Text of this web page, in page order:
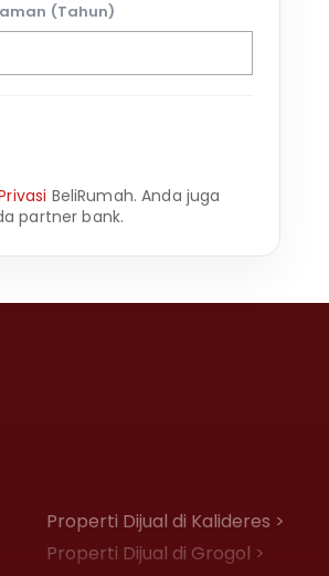
(Tahun)
BeliRumah. Anda juga
partner bank.
Properti Dijual di Kalideres >
Properti Dijual di Grogol >